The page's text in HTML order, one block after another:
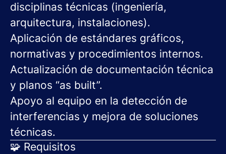
disciplinas técnicas (ingeniería,
arquitectura, instalaciones).
Aplicación de estándares gráficos,
normativas y procedimientos internos.
Actualización de documentación técnica
y planos “as built”.
Apoyo al equipo en la detección de
interferencias y mejora de soluciones
técnicas.
🧩 Requisitos